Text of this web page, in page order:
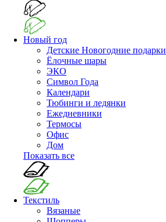
Новый год
Детские Новогодние подарки
Ёлочные шары
ЭКО
Символ Года
Календари
Тюбинги и ледянки
Ежедневники
Термосы
Офис
Дом
Показать все
Текстиль
Вязаные